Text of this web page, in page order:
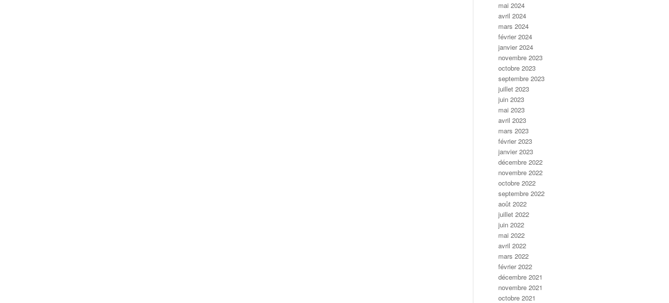
mai 2024
avril 2024
mars 2024
février 2024
janvier 2024
novembre 2023
octobre 2023
septembre 2023
juillet 2023
juin 2023
mai 2023
avril 2023
mars 2023
février 2023
janvier 2023
décembre 2022
novembre 2022
octobre 2022
septembre 2022
août 2022
juillet 2022
juin 2022
mai 2022
avril 2022
mars 2022
février 2022
décembre 2021
novembre 2021
octobre 2021